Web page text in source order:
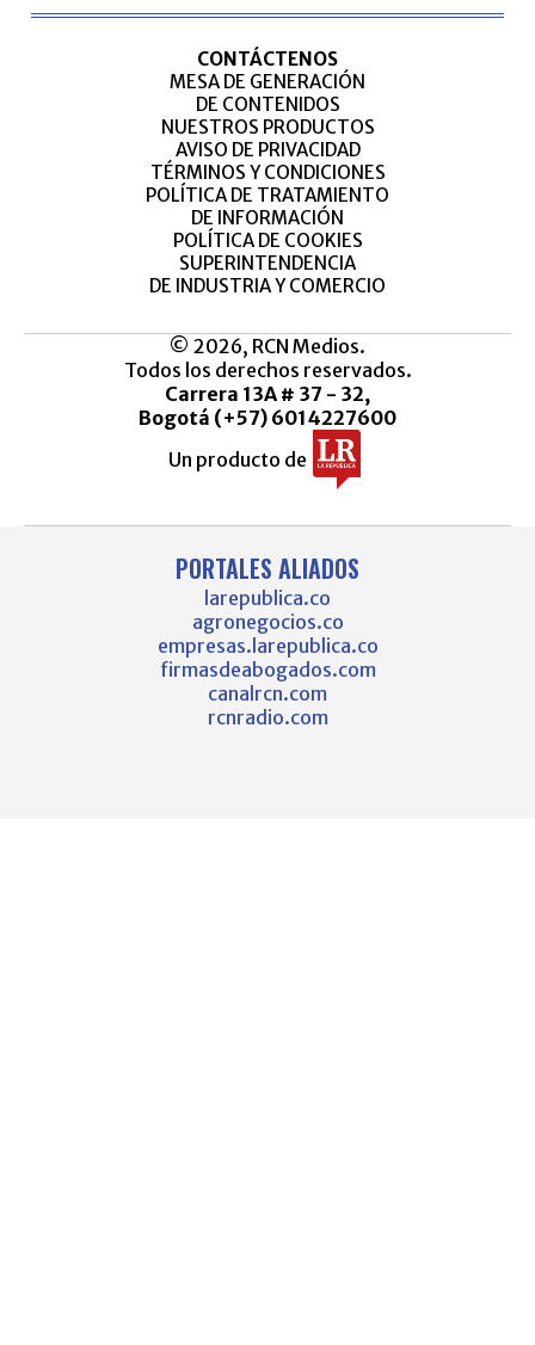
CONTÁCTENOS
MESA DE GENERACIÓN
DE CONTENIDOS
NUESTROS PRODUCTOS
AVISO DE PRIVACIDAD
TÉRMINOS Y CONDICIONES
POLÍTICA DE TRATAMIENTO
DE INFORMACIÓN
POLÍTICA DE COOKIES
SUPERINTENDENCIA
DE INDUSTRIA Y COMERCIO
© 2026, RCN Medios.
Todos los derechos reservados.
Carrera 13A # 37 - 32,
Bogotá (+57) 6014227600
Un producto de
PORTALES ALIADOS
larepublica.co
agronegocios.co
empresas.larepublica.co
firmasdeabogados.com
canalrcn.com
rcnradio.com